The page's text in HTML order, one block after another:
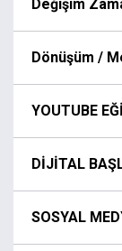
Değişim
Dönüşüm /
YOUTUBE
DİJİTAL
SOSYAL